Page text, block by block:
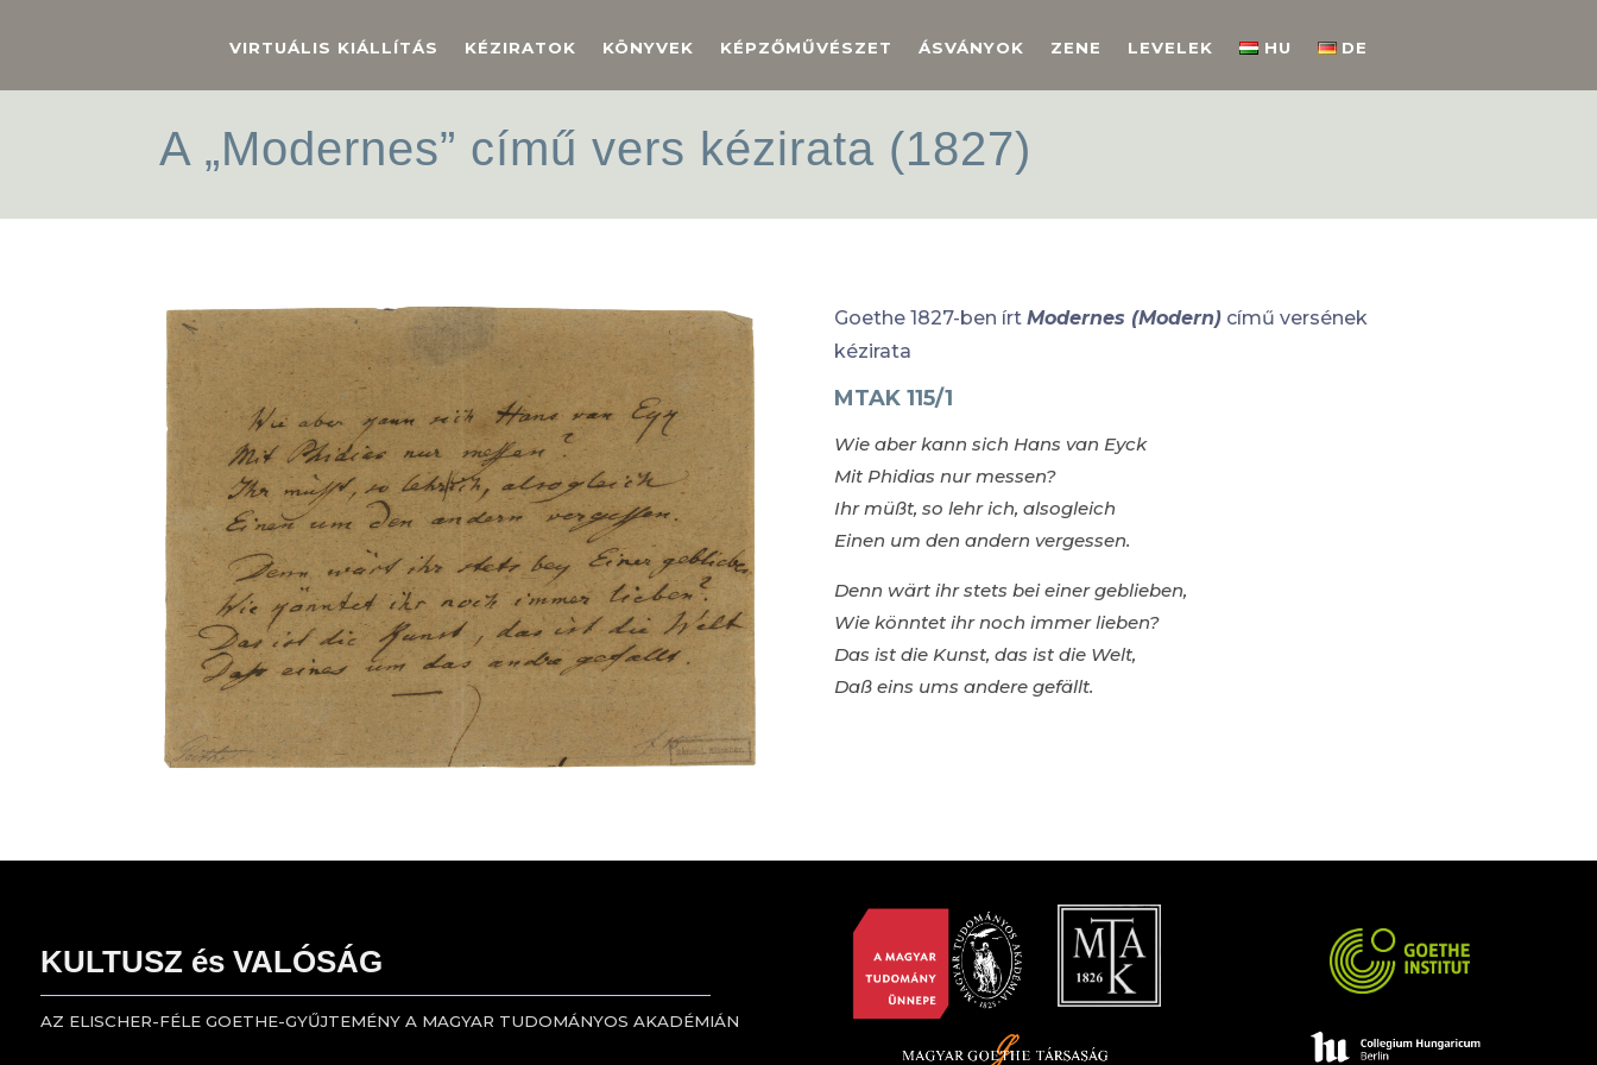
VIRTUÁLIS KIÁLLÍTÁS KÉZIRATOK KÖNYVEK KÉPZŐMŰVÉSZET ÁSVÁNYOK ZENE LEVELEK HU DE
A „Modernes” című vers kézirata (1827)
Goethe 1827-ben írt Modernes (Modern)című versének
kézirata
MTAK 115/1
Wie aber kann sich Hans van Eyck
Mit Phidias nur messen?
Ihr müßt, so lehr ich, alsogleich
Einen um den andern vergessen.
Denn wärt ihr stets bei einer geblieben,
Wie könntet ihr noch immer lieben?
Das ist die Kunst, das ist die Welt,
Daß eins ums andere gefällt.
KULTUSZ és VALÓSÁG
AZ ELISCHER-FÉLE GOETHE-GYŰJTEMÉNY A MAGYAR TUDOMÁNYOS AKADÉMIÁN